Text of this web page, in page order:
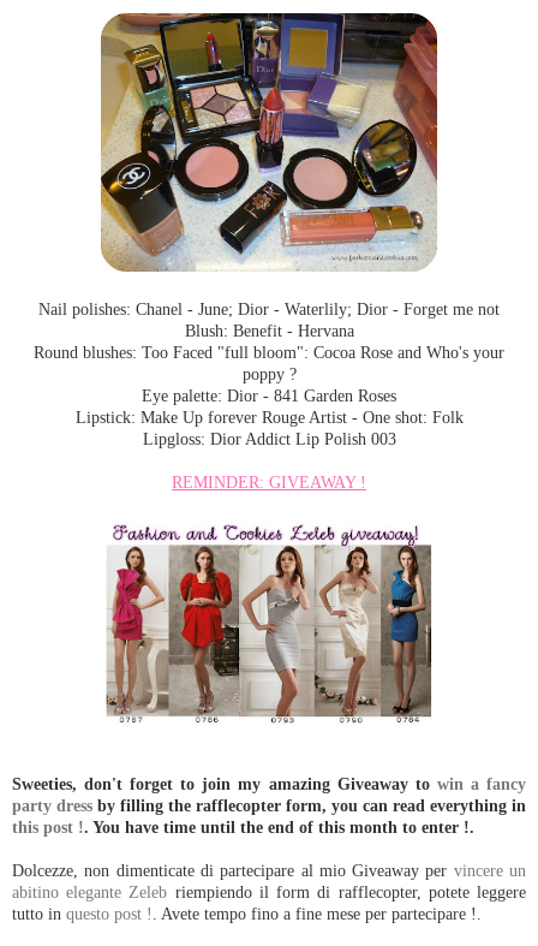
Nail polishes: Chanel - June; Dior - Waterlily; Dior - Forget me not
Blush: Benefit - Hervana
Round blushes: Too Faced "full bloom": Cocoa Rose and Who's your
poppy ?
Eye palette: Dior - 841 Garden Roses
Lipstick: Make Up forever Rouge Artist - One shot: Folk
Lipgloss: Dior Addict Lip Polish 003
REMINDER: GIVEAWAY !
Sweeties, don't forget to join my amazing Giveaway to win a fancy
party dress by filling the rafflecopter form, you can read everything in
this post !. You have time until the end of this month to enter !.
Dolcezze, non dimenticate di partecipare al mio Giveaway per vincere un
abitino elegante Zeleb riempiendo il form di rafflecopter, potete leggere
tutto in questo post ! . Avete tempo fino a fine mese per partecipare !.